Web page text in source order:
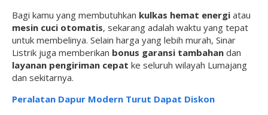
Bagi kamu yang membutuhkan kulkas hemat energi atau
mesin cuci otomatis, sekarang adalah waktu yang tepat
untuk membelinya. Selain harga yang lebih murah, Sinar
Listrik juga memberikan bonus garansi tambahan dan
layanan pengiriman cepat ke seluruh wilayah Lumajang
dan sekitarnya.
Peralatan Dapur Modern Turut Dapat Diskon